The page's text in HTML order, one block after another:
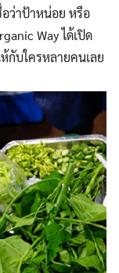
ว่าป้าหน่อย หรือ
Way ได้เปิด
กับใครหลายคนเลย